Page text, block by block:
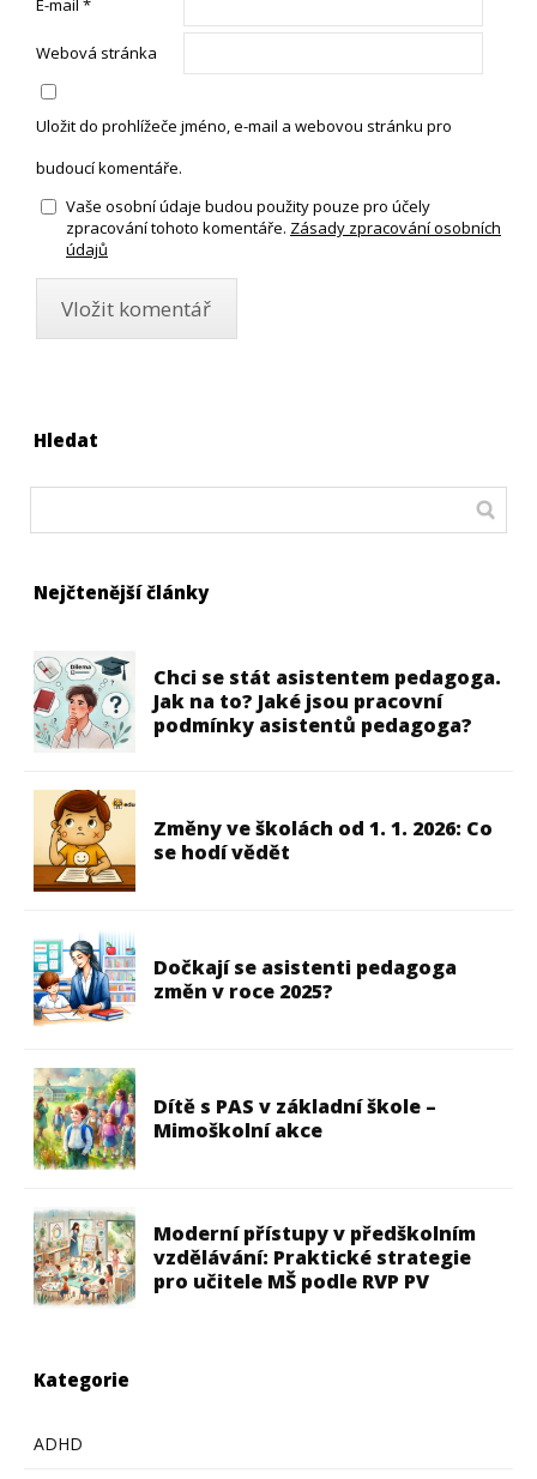
E-mail *
Webová stránka
Uložit do prohlížeče jméno, e-mail a webovou stránku pro
budoucí komentáře.
Vaše osobní údaje budou použity pouze pro účely
zpracování tohoto komentáře. Zásady zpracování osobních
údajů
Hledat
Nejčtenější články
Chci se stát asistentem pedagoga.
Jak na to? Jaké jsou pracovní
podmínky asistentů pedagoga?
Změny ve školách od 1. 1. 2026: Co
se hodí vědět
Dočkají se asistenti pedagoga
změn v roce 2025?
Dítě s PAS v základní škole –
Mimoškolní akce
Moderní přístupy v předškolním
vzdělávání: Praktické strategie
pro učitele MŠ podle RVP PV
Kategorie
ADHD